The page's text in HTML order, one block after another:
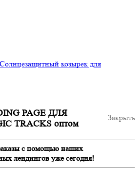
Солнцезащитный козырек для
Закрыть
PAGE ДЛЯ
TRACKS оптом
с помощью наших
лендингов уже сегодня!